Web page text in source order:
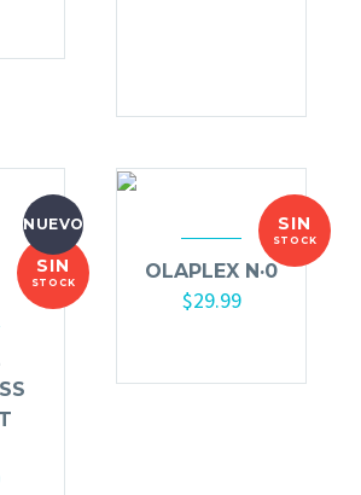
NUEVO
SIN
STOCK
SIN
STOCK
OLAPLEX N·0
$29.99